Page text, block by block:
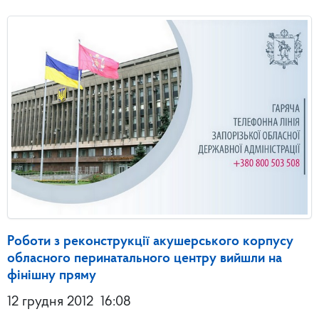
Роботи з реконструкції акушерського корпусу
обласного перинатального центру вийшли на
фінішну пряму
12 грудня 2012 16:08